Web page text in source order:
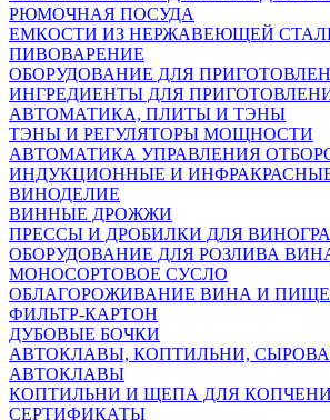
РЮМОЧНАЯ ПОСУДА
ЕМКОСТИ ИЗ НЕРЖАВЕЮЩЕЙ
ПИВОВАРЕНИЕ
ОБОРУДОВАНИЕ ДЛЯ
ИНГPЕДИЕНТЫ ДЛЯ
АВТОМАТИКА, ПЛИТЫ И ТЭНЫ
ТЭНЫ И РЕГУЛЯТОРЫ МОЩНОСТИ
АВТОМАТИКА УПРАВЛЕНИЯ
ИНДУКЦИОННЫЕ И
ВИНОДЕЛИЕ
ВИННЫЕ ДРОЖЖИ
ПРЕССЫ И ДРОБИЛКИ ДЛЯ
ОБОРУДОВАНИЕ ДЛЯ РОЗЛИВА
МОНОСОРТОВОЕ СУСЛО
ОБЛАГОРОЖИВАНИЕ ВИНА И
ФИЛЬТР-КАРТОН
ДУБОВЫЕ БОЧКИ
АВТОКЛАВЫ, КОПТИЛЬНИ,
АВТОКЛАВЫ
КОПТИЛЬНИ И ЩЕПА ДЛЯ
СЕРТИФИКАТЫ